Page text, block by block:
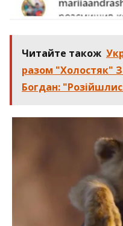
Читайте також
разом "Холостяк"
Богдан: